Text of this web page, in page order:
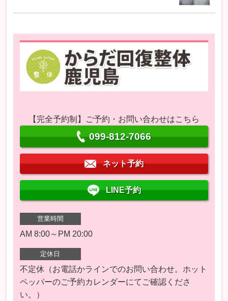
【完全予約制】ご予約・お問い合わせはこちら
099-812-7066
ネット予約
LINE予約
営業時間
AM 8:00～PM 20:00
定休日
不定休（お電話かラインでのお問い合わせ。ホット
ペッパーのご予約カレンダーにてご確認くださ
い。）